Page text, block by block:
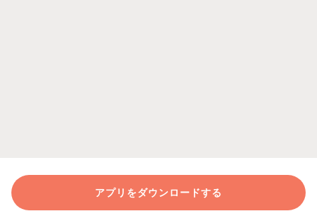
アプリをダウンロードする